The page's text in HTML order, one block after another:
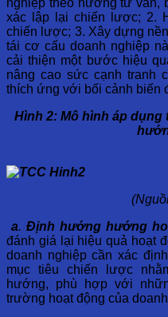
nghiệp theo hướng tư vấn,
xác lập lại chiến lược; 2.
chiến lược; 3. Xây dựng
tái cơ cấu doanh nghiệp
cải thiện một bước hiệu
nâng cao sức cạnh tranh
thích ứng với bối cảnh biến
Hình 2: Mô hình áp
a. Định hướng hướng
đánh giá lại hiệu quả hoạt
doanh nghiệp cần xác
mục tiêu chiến lược
hướng, phù hợp với
trường hoạt động của